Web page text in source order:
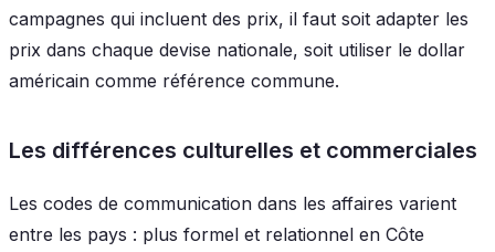
campagnes qui incluent des prix, il faut soit adapter les
prix dans chaque devise nationale, soit utiliser le dollar
américain comme référence commune.
Les différences culturelles et commerciales
Les codes de communication dans les affaires varient
entre les pays : plus formel et relationnel en Côte